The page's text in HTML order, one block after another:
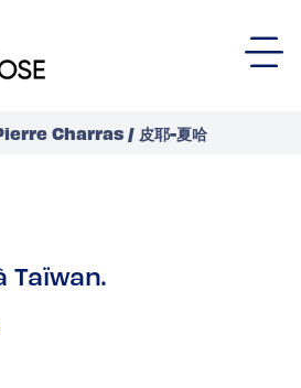
Charras / 皮耶-夏哈
Taïwan.